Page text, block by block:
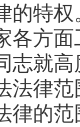
的特
各方
志就
法律
律的